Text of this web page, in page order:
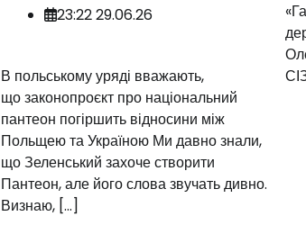
23:22 29.06.26
В польському уряді вважають,
що законопроєкт про національний
пантеон погіршить відносини між
Польщею та Україною Ми давно знали,
що Зеленський захоче створити
Пантеон, але його слова звучать дивно.
Визнаю, […]